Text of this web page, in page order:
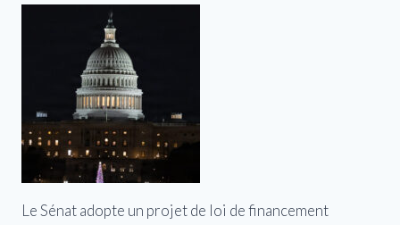
Le Sénat adopte un projet de loi de financement